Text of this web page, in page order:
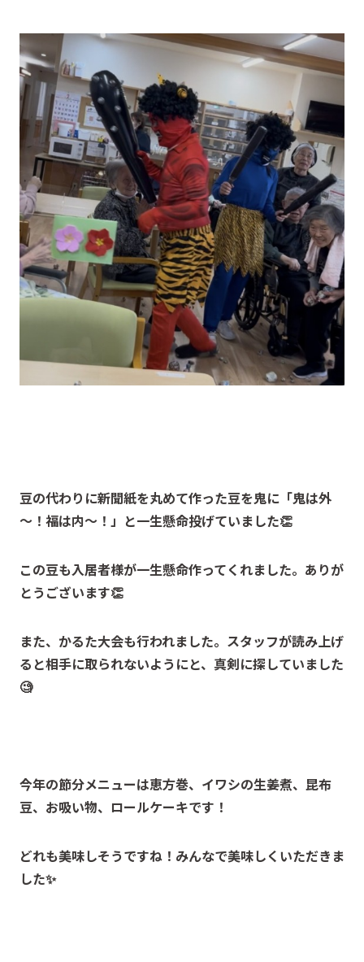
豆の代わりに新聞紙を丸めて作った豆を鬼に「鬼は外
～！福は内～！」と一生懸命投げていました👏
この豆も入居者様が一生懸命作ってくれました。ありが
とうございます👏
また、かるた大会も行われました。スタッフが読み上げ
ると相手に取られないようにと、真剣に探していました
🧐
今年の節分メニューは恵方巻、イワシの生姜煮、昆布
豆、お吸い物、ロールケーキです！
どれも美味しそうですね！みんなで美味しくいただきま
した✨